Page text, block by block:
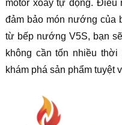
motor xoay tự động. Điều
đảm bảo món nướng của
từ bếp nướng V5S, bạn
không cần tốn nhiều
khám phá sản phẩm tuyệt